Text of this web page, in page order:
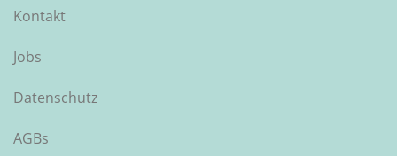
Kontakt
Jobs
Datenschutz
AGBs